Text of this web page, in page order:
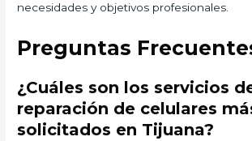
necesidades y objetivos profesionales.
Preguntas
¿Cuáles son los servicios
reparación de celulares
solicitados en Tijuana?